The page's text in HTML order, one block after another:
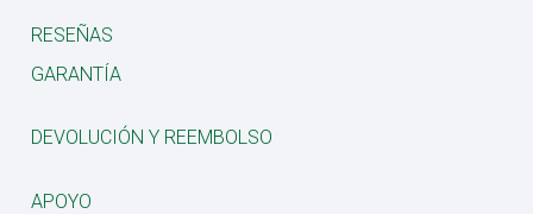
RESEÑAS
GARANTÍA
DEVOLUCIÓN Y REEMBOLSO
APOYO